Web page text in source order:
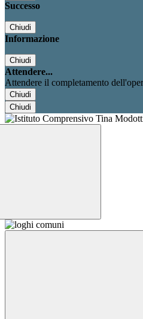
Successo
Chiudi
Informazione
Chiudi
Attendere...
Attendere il completamento
Chiudi
Chiudi